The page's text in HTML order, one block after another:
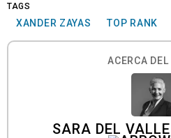
TAGS
XANDER ZAYAS TOP RANK
ACERCA DEL
SARA DEL